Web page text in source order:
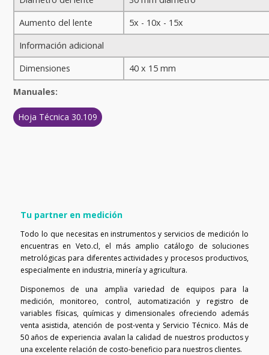
Aumento del lente
5x - 10x - 15x
Información adicional
Dimensiones
40 x 15 mm
Manuales:
Hoja Técnica 30.109
Tu partner en medición
Todo lo que necesitas en instrumentos y servicios de medición lo
encuentras en Veto.cl, el más amplio catálogo de soluciones
metrológicas para diferentes actividades y procesos productivos,
especialmente en industria, minería y agricultura.
Disponemos de una amplia variedad de equipos para la
medición, monitoreo, control, automatización y registro de
variables físicas, químicas y dimensionales ofreciendo además
venta asistida, atención de post-venta y Servicio Técnico. Más de
50 años de experiencia avalan la calidad de nuestros productos y
una excelente relación de costo-beneficio para nuestros clientes.